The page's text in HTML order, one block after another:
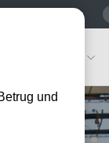
travel.de
und